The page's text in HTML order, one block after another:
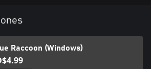
Raccoon (Windows)